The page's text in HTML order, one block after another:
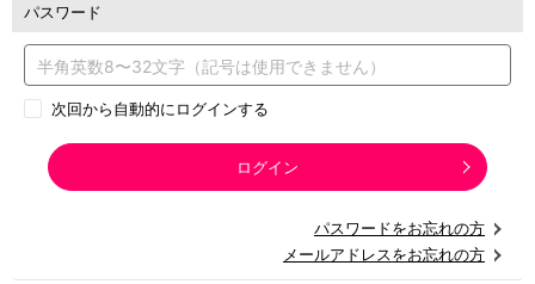
パスワード
次回から自動的にログインする
ログイン
パスワードをお忘れの方
メールアドレスをお忘れの方